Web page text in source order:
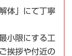
体」 にて丁寧
小限にする工
挨拶や付近の